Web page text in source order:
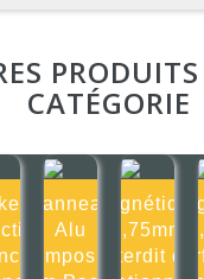
CATÉGORIE
Panneau
Alu
composite
Magnétique
0,75mm
Interdit de